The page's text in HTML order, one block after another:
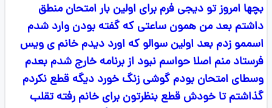
بچها امروز تو دیجی فرم برای اولین بار امتحان منطق
داشتم بعد من همون ساعتی که گفته بودن وارد شدم
اسممو زدم بعد اولین سوالو که اورد دیدم خانم ی ویس
فرستاد منم اصلا حواسم نبود از برنامه خارج شدم بعدم
وسطای امتحان بودم گوشی زنگ خورد دیگه قطع نکردم
گذاشتم تا خودش قطع بنظرتون برای خانم رفته تقلب